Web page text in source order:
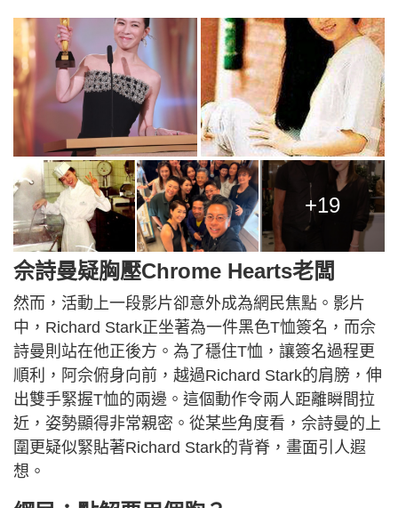
+19
佘詩曼疑胸壓Chrome Hearts老闆
然而，活動上一段影片卻意外成為網民焦點。影片
中，Richard Stark正坐著為一件黑色T恤簽名，而佘
詩曼則站在他正後方。為了穩住T恤，讓簽名過程更
順利，阿佘俯身向前，越過Richard Stark的肩膀，伸
出雙手緊握T恤的兩邊。這個動作令兩人距離瞬間拉
近，姿勢顯得非常親密。從某些角度看，佘詩曼的上
圍更疑似緊貼著Richard Stark的背脊，畫面引人遐
想。